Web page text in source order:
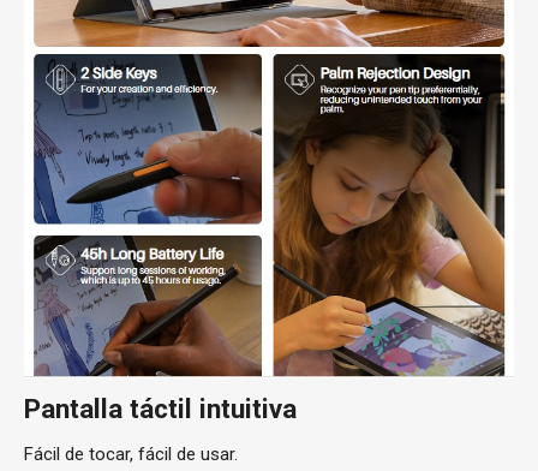
Pantalla táctil intuitiva
Fácil de tocar, fácil de usar.